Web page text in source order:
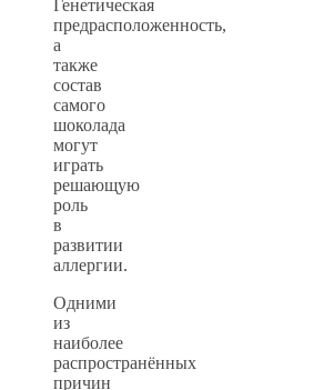
Генетическая
предрасположенность,
а
также
состав
самого
шоколада
могут
играть
решающую
роль
в
развитии
аллергии.
Одними
из
наиболее
распространённых
причин